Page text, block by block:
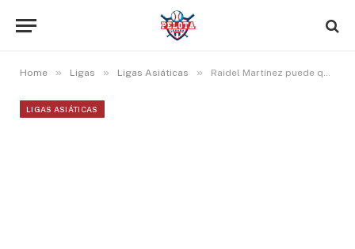
Home » Ligas » Ligas Asiáticas » Raidel Martínez puede quedarse en la Liga Central con los Gigantes de Yomiuri
LIGAS ASIÁTICAS